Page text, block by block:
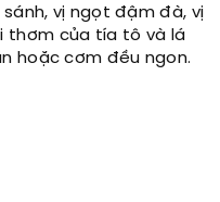
vị ngọt đậm đà, vị
thơm của tía tô và lá
hoặc cơm đều ngon.